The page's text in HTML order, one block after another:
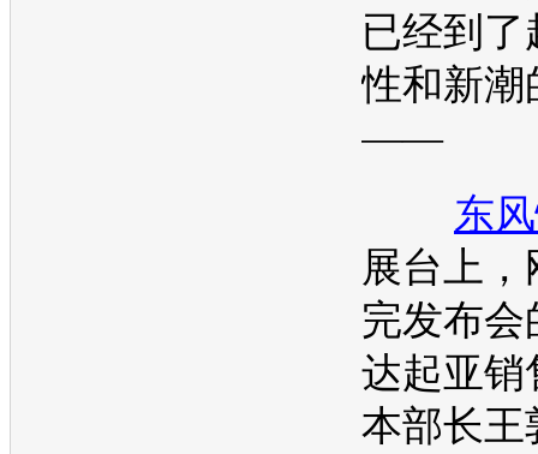
已经到
性和新潮
——
东
展台上
完发布会
达起亚销
本部长王